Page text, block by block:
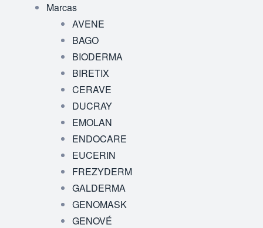
Marcas
AVENE
BAGO
BIODERMA
BIRETIX
CERAVE
DUCRAY
EMOLAN
ENDOCARE
EUCERIN
FREZYDERM
GALDERMA
GENOMASK
GENOVÉ